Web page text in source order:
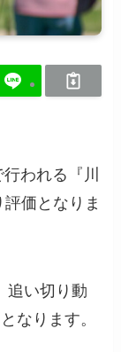
われる『川
価となりま
追い切り動
なります。